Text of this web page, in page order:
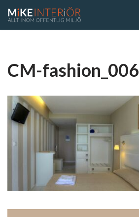
CM-fashion_006